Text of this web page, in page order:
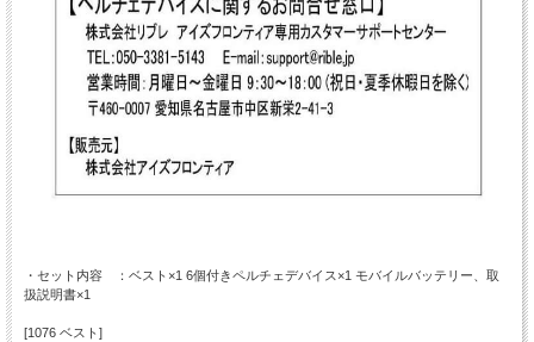
・セット内容 ：ベスト×1 6個付きペルチェデバイス×1 モバイルバッテリー、取
扱説明書×1
[1076 ベスト]